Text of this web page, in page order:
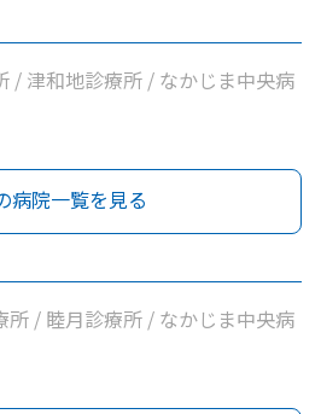
/ 津和地診療所 / なかじま中央病
病院一覧を見る
所 / 睦月診療所 / なかじま中央病